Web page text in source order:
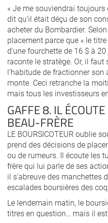
« Je me souviendrai toujours
dit qu’il était déçu de son
acheter du Bombardier.
placement parce que « le
d’une fourchette de 16 $ à
raconte le stratège. Or, il
l’habitude de fractionner son
monte. Ceci retranche la
mais tous les investisseurs
GAFFE 8. IL
BEAU-FRÈRE
LE BOURSICOTEUR oublie
prend des décisions de
ou de rumeurs. Il écoute les
frère qui lui parle de ses
il s’abreuve des manchettes
escalades boursières des
Le lendemain matin, le
titres en question… mais il